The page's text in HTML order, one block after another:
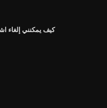
كيف يمكنني إلغاء